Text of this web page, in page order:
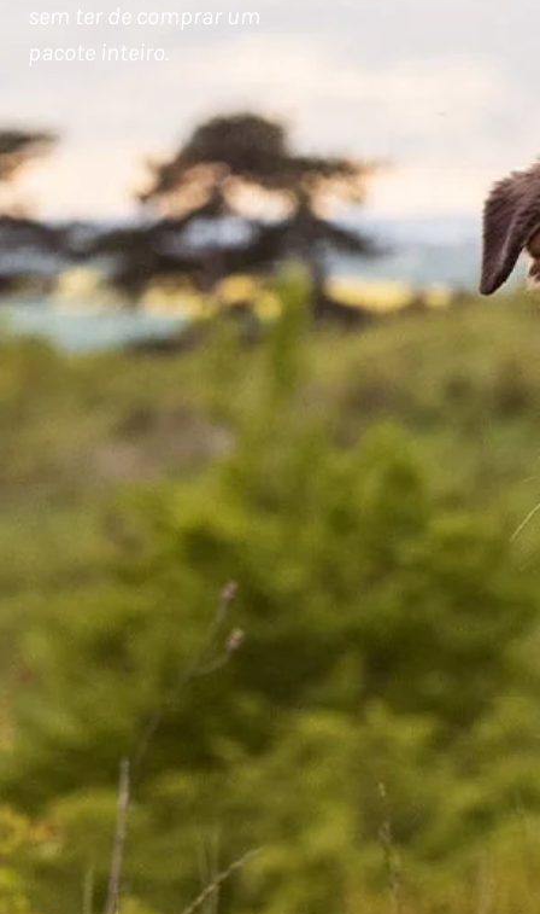
sem ter de comprar um
pacote inteiro.